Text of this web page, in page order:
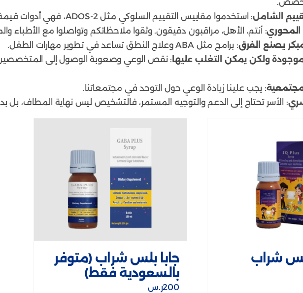
الشامل: استخدموا مقاييس التقييم السلوكي مثل ADOS-2، فهي أدوات قيمة في عملية التشخيص.
المحوري: أنتم، الأهل، مراقبون دقيقون. وثقوا ملاحظاتكم وتواصلوا مع الأطباء
يصنع الفرق: برامج مثل ABA وعلاج النطق تساعد في تطوير مهارات الطفل.
موجودة ولكن يمكن التغلب عليها : نقص الوعي وصعوبة الوصول إلى المتخصصين،
: يجب علينا زيادة الوعي حول التوحد في مجتمعاتنا.
: الأسر تحتاج إلى الدعم والتوجيه المستمر، فالتشخيص ليس نهاية المطاف، بل
شراب
جابا بلس شراب (متوفر
بالسعودية فقط)
200ر.س